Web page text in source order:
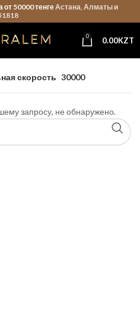
50000 тенгеАстана, Алматы и
0 0.00KZT
скорость 30000
запросу, не обнаружено.